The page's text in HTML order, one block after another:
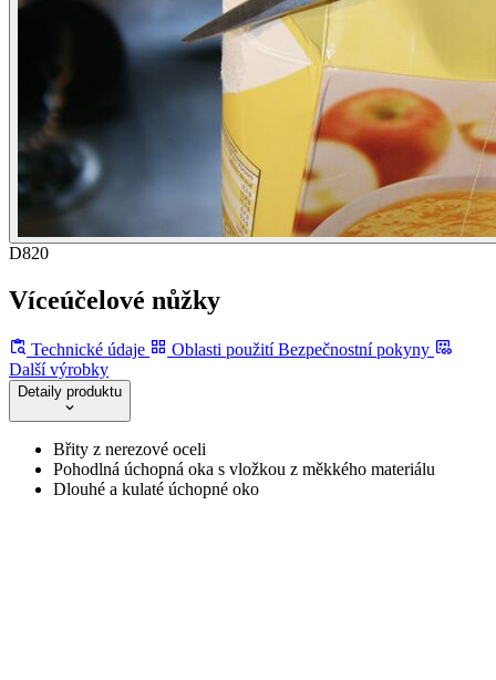
D820
Víceúčelové nůžky
Technické údaje Oblasti použití Bezpečnostní pokyny
Další výrobky
Detaily produktu
Břity z nerezové oceli
Pohodlná úchopná oka s vložkou z měkkého materiálu
Dlouhé a kulaté úchopné oko